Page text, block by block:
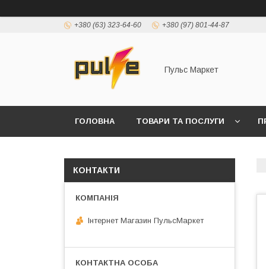
+380 (63) 323-64-60 +380 (97) 801-44-87
Пульс Маркет
ГОЛОВНА ТОВАРИ ТА ПОСЛУГИ
КОНТАКТИ
Інтернет Магазин ПульсМаркет